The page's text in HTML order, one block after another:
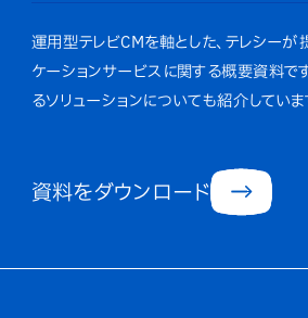
運用型テレビCMを軸とした、テレシーが
ケーションサービスに関する概要資料です
るソリューションについても紹介していま
資料をダウンロード